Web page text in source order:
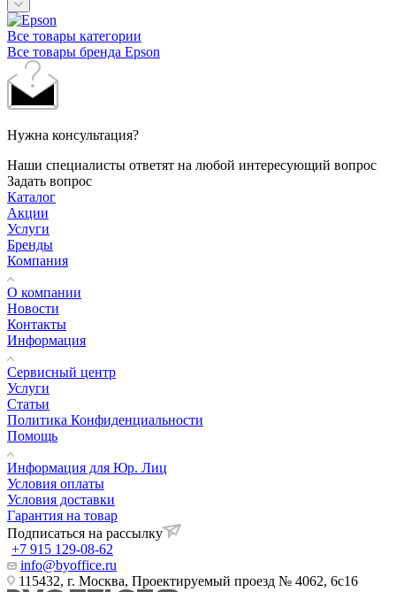
Все товары категории
Все товары бренда Epson
Нужна консультация?
Наши специалисты ответят на любой интересующий вопрос
Задать вопрос
Каталог
Акции
Услуги
Бренды
Компания
О компании
Новости
Контакты
Информация
Сервисный центр
Услуги
Статьи
Политика Конфиденциальности
Помощь
Информация для Юр. Лиц
Условия оплаты
Условия доставки
Гарантия на товар
Подписаться на рассылку
+7 915 129-08-62
info@byoffice.ru
115432, г. Москва, Проектируемый проезд № 4062, 6с16